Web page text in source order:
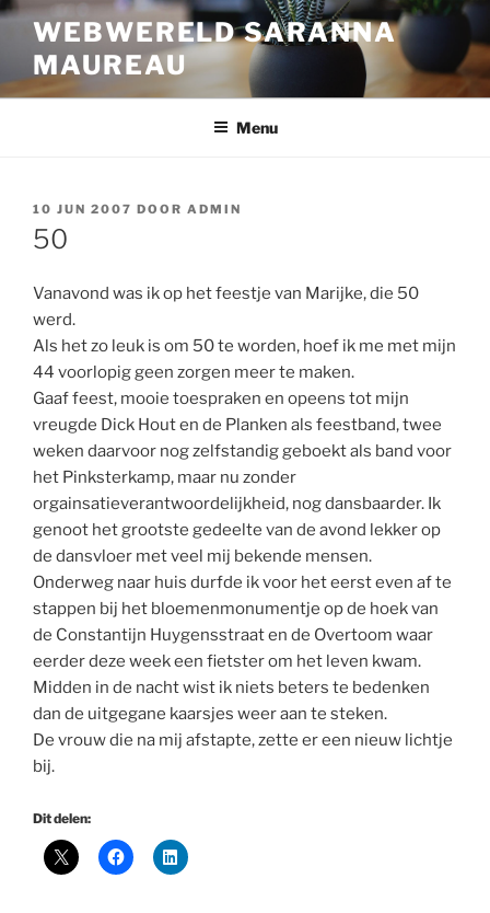
Ga
inhoud
WEBWERELD SARANNA
MAUREAU
Menu
GEPLAATST
OP
10 JUN 2007 DOOR ADMIN
50
Vanavond was ik op het feestje van Marijke, die 50
werd.
Als het zo leuk is om 50 te worden, hoef ik me met mijn
44 voorlopig geen zorgen meer te maken.
Gaaf feest, mooie toespraken en opeens tot mijn
vreugde Dick Hout en de Planken als feestband, twee
weken daarvoor nog zelfstandig geboekt als band voor
het Pinksterkamp, maar nu zonder
orgainsatieverantwoordelijkheid, nog dansbaarder. Ik
genoot het grootste gedeelte van de avond lekker op
de dansvloer met veel mij bekende mensen.
Onderweg naar huis durfde ik voor het eerst even af te
stappen bij het bloemenmonumentje op de hoek van
de Constantijn Huygensstraat en de Overtoom waar
eerder deze week een fietster om het leven kwam.
Midden in de nacht wist ik niets beters te bedenken
dan de uitgegane kaarsjes weer aan te steken.
De vrouw die na mij afstapte, zette er een nieuw lichtje
bij.
Dit delen: